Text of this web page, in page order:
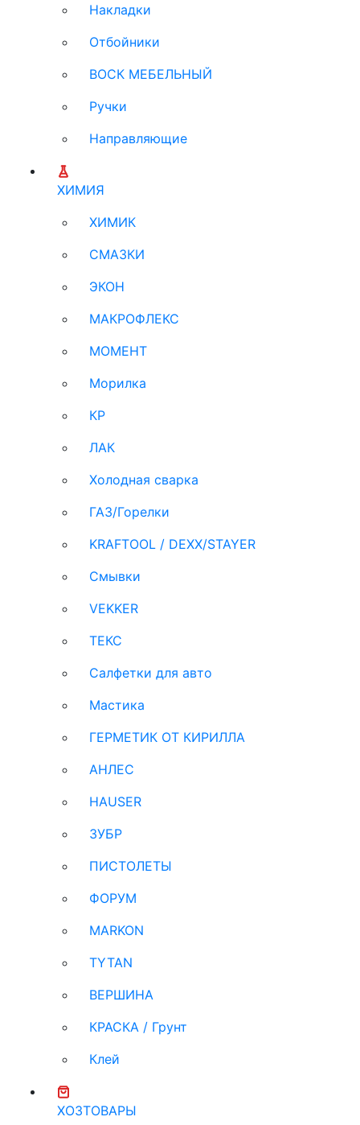
Накладки
Отбойники
ВОСК МЕБЕЛЬНЫЙ
Ручки
Направляющие
ХИМИЯ
ХИМИК
СМАЗКИ
ЭКОН
МАКРОФЛЕКС
МОМЕНТ
Морилка
КР
ЛАК
Холодная сварка
ГАЗ/Горелки
KRAFTOOL / DEXX/STAYER
Смывки
VEKKER
ТЕКС
Салфетки для авто
Мастика
ГЕРМЕТИК ОТ КИРИЛЛА
АНЛЕС
HAUSER
ЗУБР
ПИСТОЛЕТЫ
ФОРУМ
MARKON
TYTAN
ВЕРШИНА
КРАСКА / Грунт
Клей
ХОЗТОВАРЫ